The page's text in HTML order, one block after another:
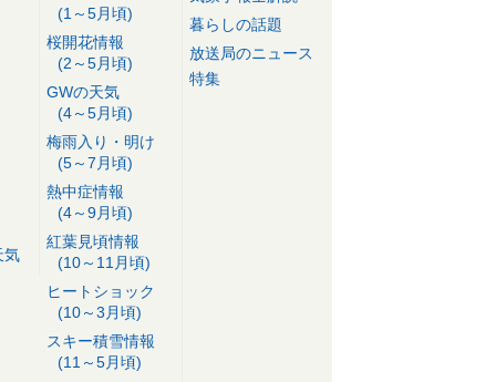
気
(1～5月頃)
桜開花情報
(2～5月頃)
GWの天気
(4～5月頃)
梅雨入り・明け
(5～7月頃)
熱中症情報
(4～9月頃)
紅葉見頃情報
(10～11月頃)
ヒートショック
(10～3月頃)
スキー積雪情報
(11～5月頃)
暮らしの話題
放送局のニュース
特集